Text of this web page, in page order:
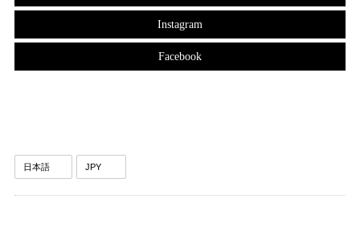
Instagram
Facebook